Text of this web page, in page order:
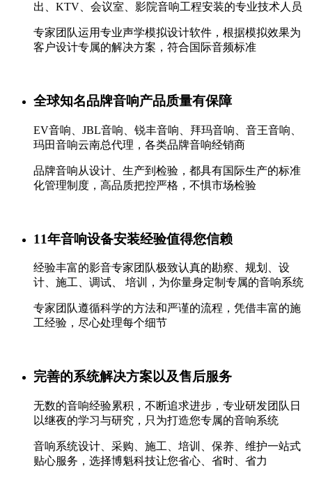
出、KTV、会议室、影院音响工程安装的专业技术人员
专家团队运用专业声学模拟设计软件，根据模拟效果为
客户设计专属的解决方案，符合国际音频标准
全球知名品牌音响产品质量有保障
EV音响、JBL音响、锐丰音响、拜玛音响、音王音响、
玛田音响云南总代理，各类品牌音响经销商
品牌音响从设计、生产到检验，都具有国际生产的标准
化管理制度，高品质把控严格，不惧市场检验
11年音响设备安装经验值得您信赖
经验丰富的影音专家团队极致认真的勘察、规划、设
计、施工、调试、 培训，为你量身定制专属的音响系统
专家团队遵循科学的方法和严谨的流程，凭借丰富的施
工经验，尽心处理每个细节
完善的系统解决方案以及售后服务
无数的音响经验累积，不断追求进步，专业研发团队日
以继夜的学习与研究，只为打造您专属的音响系统
音响系统设计、采购、施工、培训、保养、维护一站式
贴心服务，选择博魁科技让您省心、省时、省力